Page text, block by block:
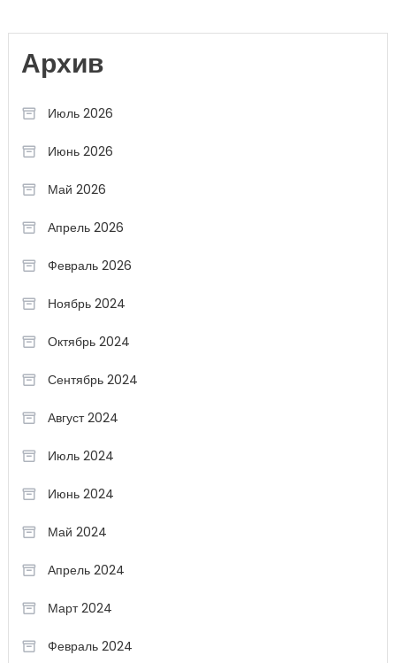
Архив
Июль 2026
Июнь 2026
Май 2026
Апрель 2026
Февраль 2026
Ноябрь 2024
Октябрь 2024
Сентябрь 2024
Август 2024
Июль 2024
Июнь 2024
Май 2024
Апрель 2024
Март 2024
Февраль 2024